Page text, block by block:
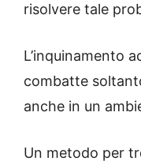
risolvere tale
L’inquinamento
combatte
anche in un
Un metodo per